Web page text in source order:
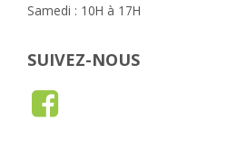
Samedi : 10H à 17H
SUIVEZ-NOUS